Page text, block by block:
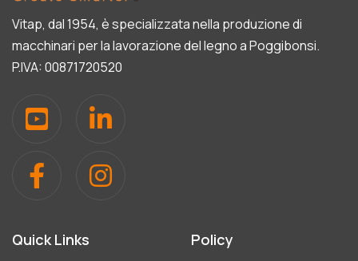
Vitap, dal 1954, è specializzata nella produzione di
macchinari per la lavorazione del legno a Poggibonsi.
P.IVA: 00871720520
Quick Links Policy